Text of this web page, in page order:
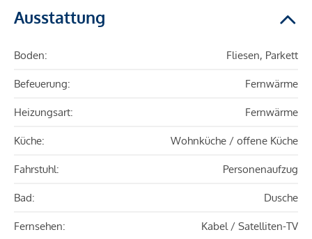
Ausstattung
Boden: Fliesen, Parkett
Befeuerung: Fernwärme
Heizungsart: Fernwärme
Küche: Wohnküche / offene Küche
Fahrstuhl: Personenaufzug
Bad: Dusche
Fernsehen: Kabel / Satelliten-TV